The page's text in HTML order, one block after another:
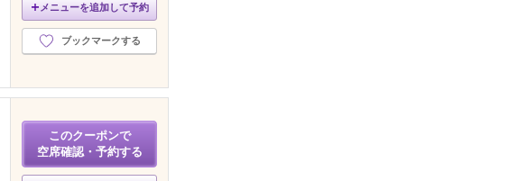
メニューを追加して予約
ブックマークする
このクーポンで
空席確認・予約する